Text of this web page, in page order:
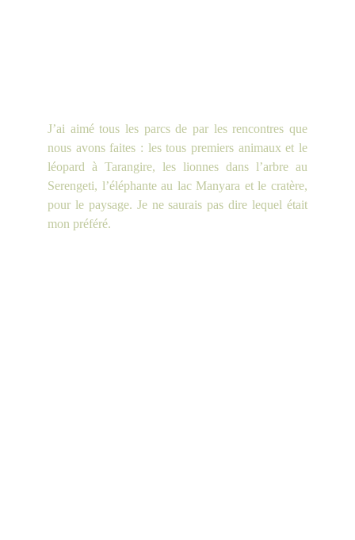
J’ai aimé tous les parcs de par les rencontres que
nous avons faites : les tous premiers animaux et le
léopard à Tarangire, les lionnes dans l’arbre au
Serengeti, l’éléphante au lac Manyara et le cratère,
pour le paysage. Je ne saurais pas dire lequel était
mon préféré.